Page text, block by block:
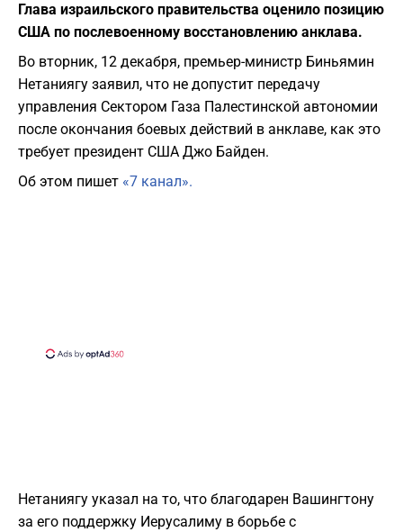
Глава израильского правительства оценило позицию
США по послевоенному восстановлению анклава.
Во вторник, 12 декабря, премьер-министр Биньямин
Нетаниягу заявил, что не допустит передачу
управления Сектором Газа Палестинской автономии
после окончания боевых действий в анклаве, как это
требует президент США Джо Байден.
Об этом пишет «7 канал».
Нетаниягу указал на то, что благодарен Вашингтону
за его поддержку Иерусалиму в борьбе с